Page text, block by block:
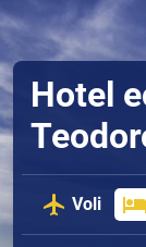
Hotel
Voli